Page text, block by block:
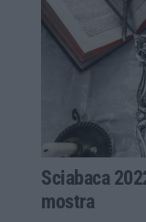
Sciabaca
mostra